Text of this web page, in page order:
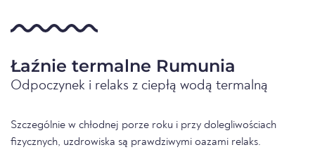
Łaźnie termalne Rumunia
Odpoczynek i relaks z ciepłą wodą termalną
Szczególnie w chłodnej porze roku i przy dolegliwościach
fizycznych, uzdrowiska są prawdziwymi oazami relaks.